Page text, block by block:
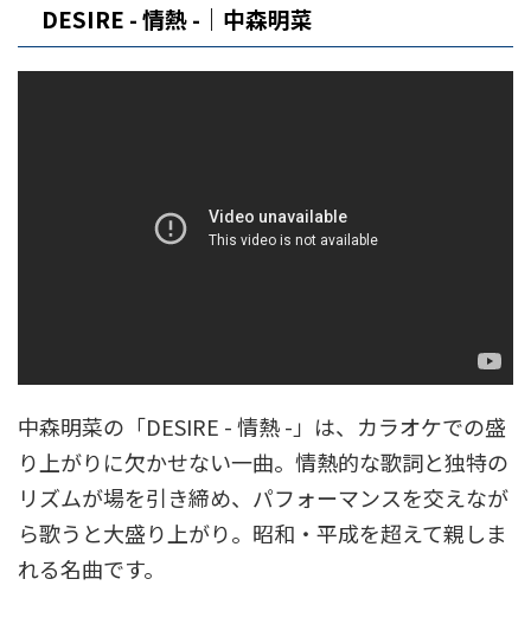
DESIRE - 情熱 -｜中森明菜
中森明菜の「DESIRE - 情熱 -」は、カラオケでの盛
り上がりに欠かせない一曲。情熱的な歌詞と独特の
リズムが場を引き締め、パフォーマンスを交えなが
ら歌うと大盛り上がり。昭和・平成を超えて親しま
れる名曲です。